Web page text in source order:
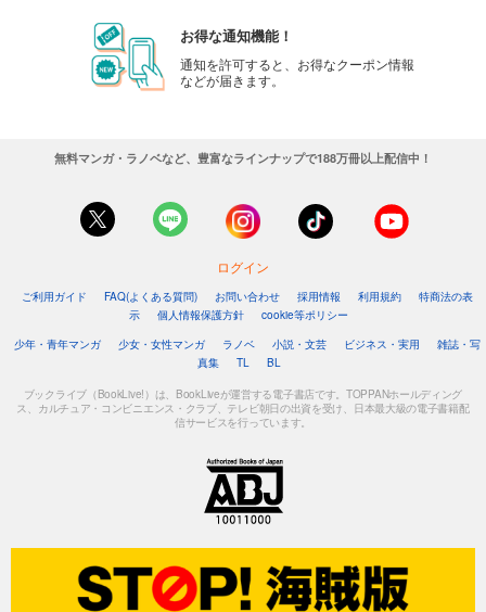
お得な通知機能！
通知を許可すると、お得なクーポン情報
などが届きます。
無料マンガ・ラノベなど、豊富なラインナップで188万冊以上配信中！
ログイン
ご利用ガイド FAQ(よくある質問) お問い合わせ 採用情報 利用規約
特商法の表
示
個人情報保護方針
cookie等ポリシー
少年・青年マンガ
少女・女性マンガ ラノベ 小説・文芸 ビジネス・実用
雑誌・写
真集
TL BL
ブックライブ（BookLive!）は、BookLiveが運営する電子書店です。TOPPANホールディング
ス、カルチュア・コンビニエンス・クラブ、テレビ朝日の出資を受け、日本最大級の電子書籍配
信サービスを行っています。